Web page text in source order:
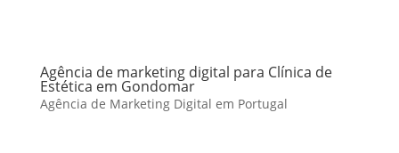
Agência de marketing digital para Clínica de
Estética em Gondomar
Agência de Marketing Digital em Portugal